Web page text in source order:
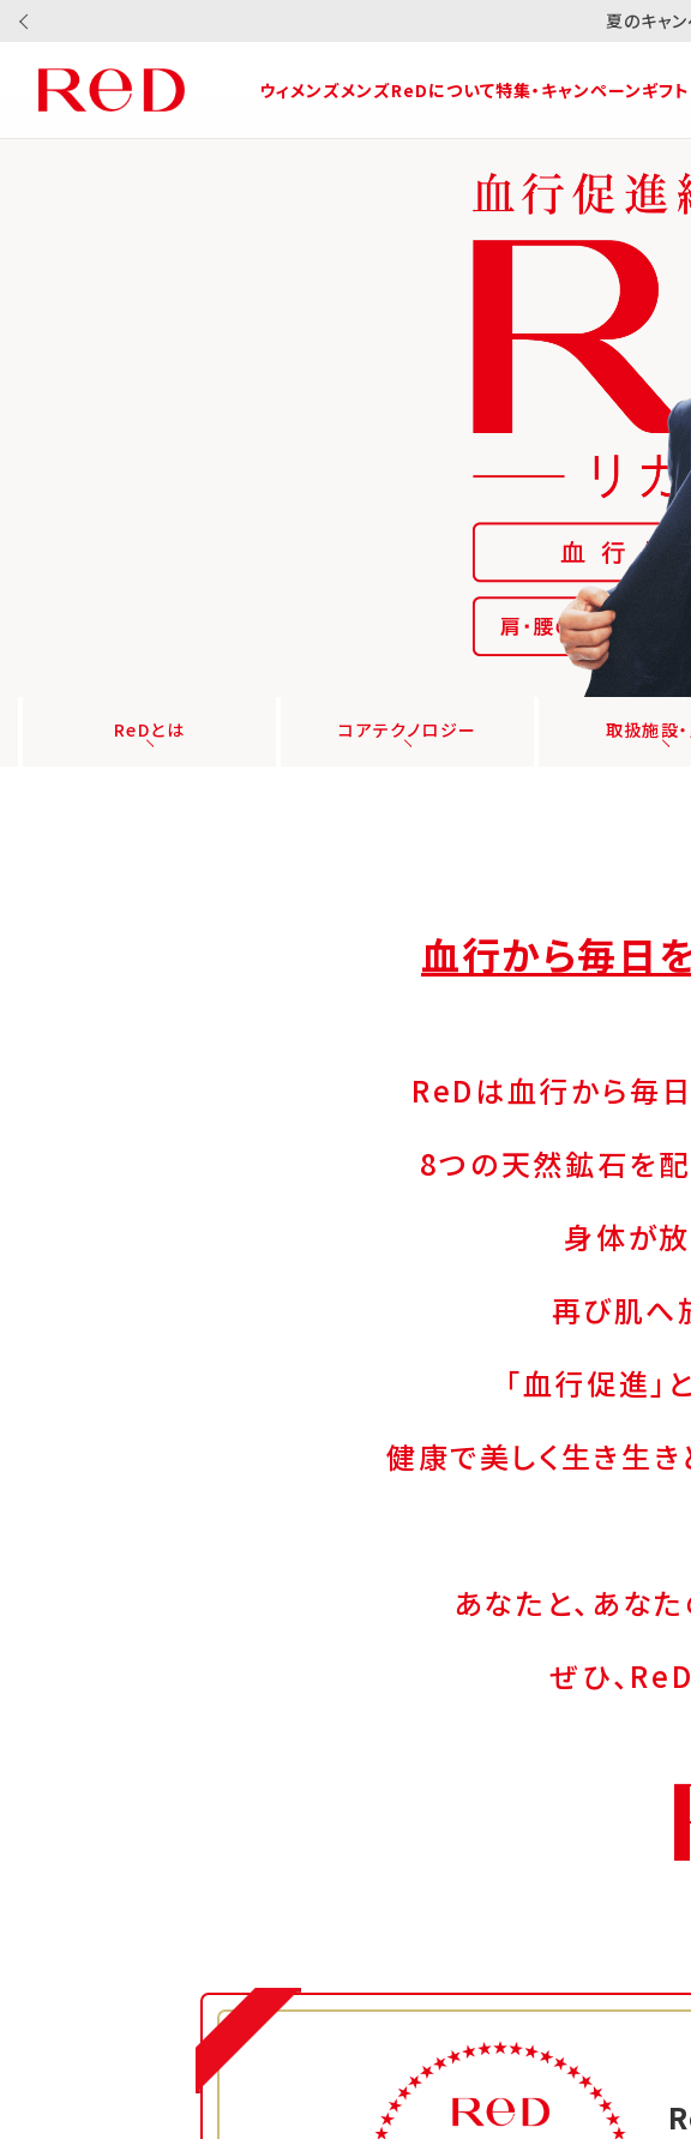
ウィメンズメンズReDについて特集・キャンペーンギフト
ReDとは コアテクノロジー 取扱施設
血行から毎日
ReDは血行から毎
8つの天然鉱石を
身体が
再び肌へ
「血行促進」
健康で美しく生き生
あなたと、あな
ぜひ、